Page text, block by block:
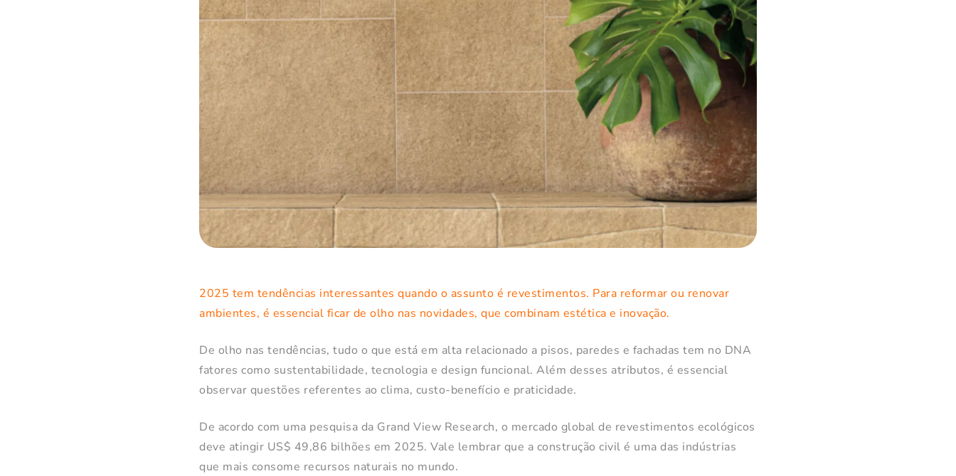
2025 tem tendências interessantes quando o assunto é revestimentos. Para reformar ou renovar
ambientes, é essencial ficar de olho nas novidades, que combinam estética e inovação.
De olho nas tendências, tudo o que está em alta relacionado a pisos, paredes e fachadas tem no DNA
fatores como sustentabilidade, tecnologia e design funcional. Além desses atributos, é essencial
observar questões referentes ao clima, custo-benefício e praticidade.
De acordo com uma pesquisa da Grand View Research, o mercado global de revestimentos ecológicos
deve atingir US$ 49,86 bilhões em 2025. Vale lembrar que a construção civil é uma das indústrias
que mais consome recursos naturais no mundo.